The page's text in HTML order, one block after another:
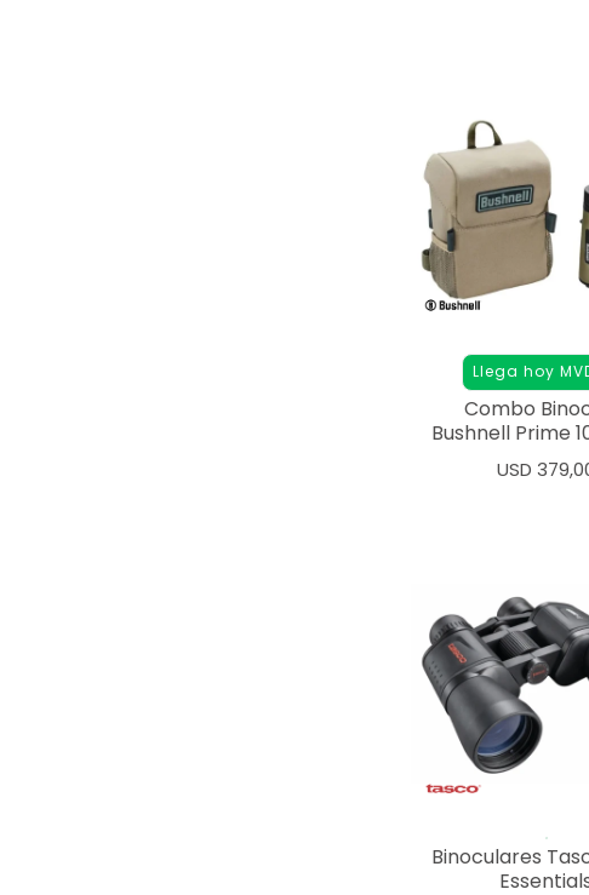
Llega hoy
Combo
Bushnell Prime
USD
Binoculares